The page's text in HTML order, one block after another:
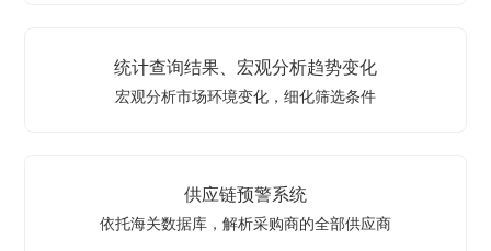
统计查询结果、宏观分析趋势变化
宏观分析市场环境变化，细化筛选条件
供应链预警系统
依托海关数据库，解析采购商的全部供应商